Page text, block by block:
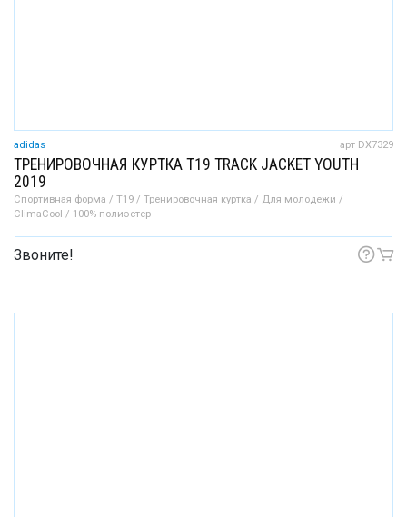
adidas арт DX7329
ТРЕНИРОВОЧНАЯ КУРТКА T19 TRACK JACKET YOUTH
2019
Спортивная форма / T19 / Тренировочная куртка / Для молодежи /
ClimaCool / 100% полиэстер
Звоните!